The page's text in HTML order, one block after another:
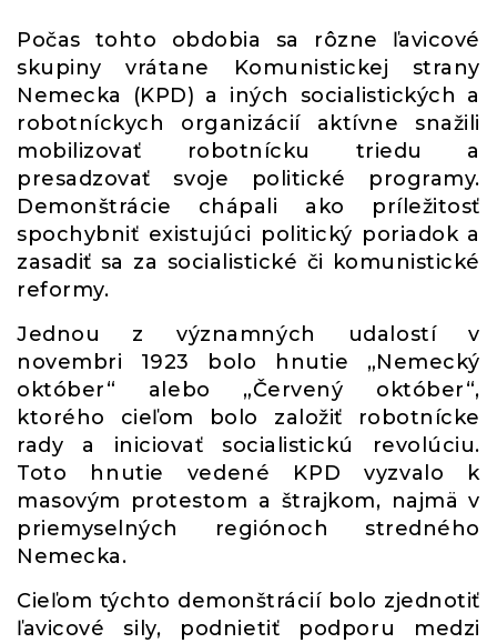
Počas tohto obdobia sa rôzne ľavicové
skupiny vrátane Komunistickej strany
Nemecka (KPD) a iných socialistických a
robotníckych organizácií aktívne snažili
mobilizovať robotnícku triedu a
presadzovať svoje politické programy.
Demonštrácie chápali ako príležitosť
spochybniť existujúci politický poriadok a
zasadiť sa za socialistické či komunistické
reformy.
Jednou z významných udalostí v
novembri 1923 bolo hnutie „Nemecký
október“ alebo „Červený október“,
ktorého cieľom bolo založiť robotnícke
rady a iniciovať socialistickú revolúciu.
Toto hnutie vedené KPD vyzvalo k
masovým protestom a štrajkom, najmä v
priemyselných regiónoch stredného
Nemecka.
Cieľom týchto demonštrácií bolo zjednotiť
ľavicové sily, podnietiť podporu medzi